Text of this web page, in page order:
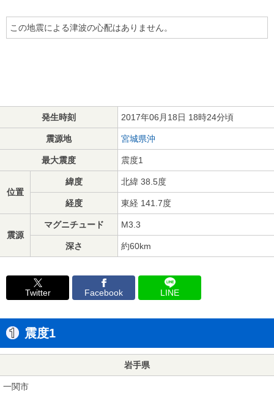
この地震による津波の心配はありません。
発生時刻 2017年06月18日 18時24分頃
震源地 宮城県沖
最大震度 震度1
位置
緯度 北緯 38.5度
経度 東経 141.7度
震源
マグニチュード M3.3
深さ 約60km
Twitter Facebook LINE
震度1
岩手県
一関市